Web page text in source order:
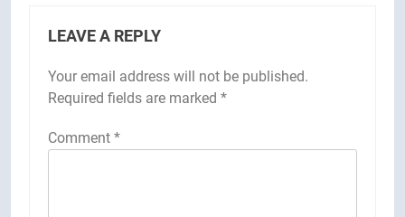
LEAVE A REPLY
Your email address will not be published.
Required fields are marked *
Comment *